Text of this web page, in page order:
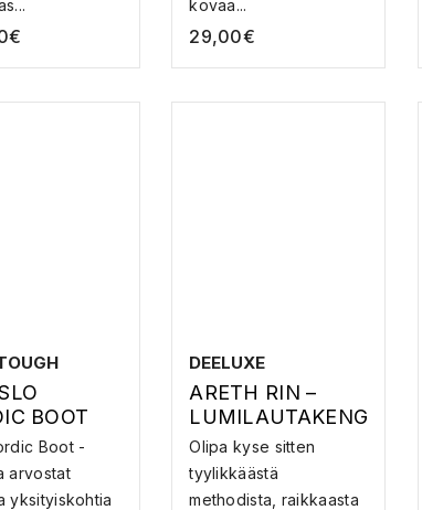
€
kovaa...
29,00€
BOOT
CUSHION
Boot -
arvostat
yksityiskohtia
DEELUXE
ARETH RIN –
LUMILAUTAKENG
ÄT
Olipa kyse sitten
tyylikkäästä
methodista, raikkaasta